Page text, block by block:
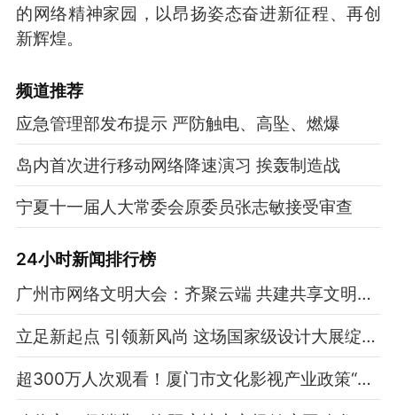
的网络精神家园，以昂扬姿态奋进新征程、再创
新辉煌。
频道推荐
应急管理部发布提示 严防触电、高坠、燃爆
岛内首次进行移动网络降速演习 挨轰制造战
宁夏十一届人大常委会原委员张志敏接受审查
24小时新闻排行榜
广州市网络文明大会：齐聚云端 共建共享文明新风
立足新起点 引领新风尚 这场国家级设计大展绽放鹏城
超300万人次观看！厦门市文化影视产业政策“直播带策”开讲 将政策“面对面”送到企业手中